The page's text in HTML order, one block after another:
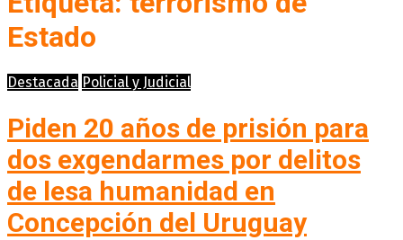
Estado
Destacada Policial y Judicial
Piden 20 años de prisión para
dos exgendarmes por delitos
de lesa humanidad en
Concepción del Uruguay